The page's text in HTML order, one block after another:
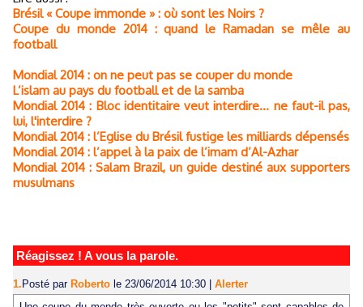
Brésil « Coupe immonde » : où sont les Noirs ?
Coupe du monde 2014 : quand le Ramadan se mêle au
football
Mondial 2014 : on ne peut pas se couper du monde
L’islam au pays du football et de la samba
Mondial 2014 : Bloc identitaire veut interdire... ne faut-il pas,
lui, l'interdire ?
Mondial 2014 : l’Eglise du Brésil fustige les milliards dépensés
Mondial 2014 : l’appel à la paix de l’imam d’Al-Azhar
Mondial 2014 : Salam Brazil, un guide destiné aux supporters
musulmans
Réagissez ! A vous la parole.
1. Posté par Roberto le 23/06/2014 10:30
Alerter